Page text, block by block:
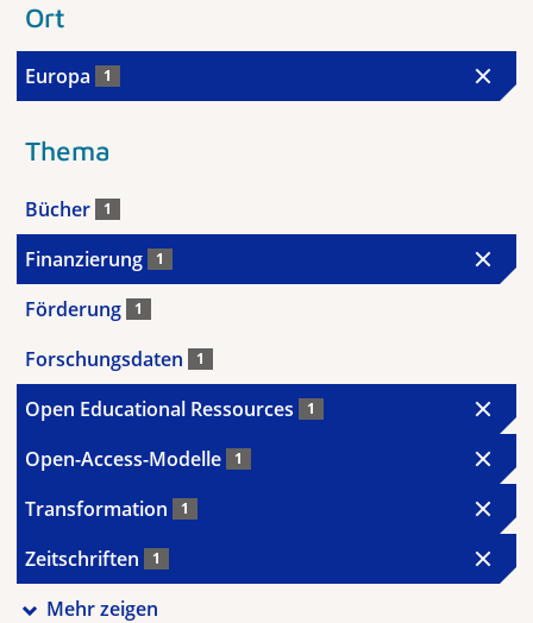
Ort
Europa 1
Thema
Bücher 1
Finanzierung 1
Förderung 1
Forschungsdaten 1
Open Educational Ressources 1
Open-Access-Modelle 1
Transformation 1
Zeitschriften 1
Mehr zeigen